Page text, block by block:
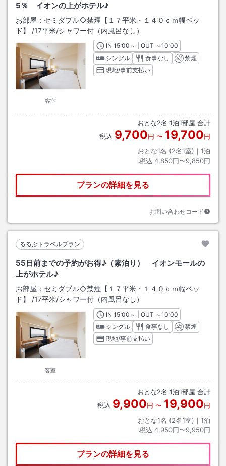
5％ イオンの上がホテル♪
お部屋： セミダブル◇禁煙【１７平米・１４０ｃｍ幅ベッ
ド】
/17平米/シャワー付（内風呂なし）
客室
INチェックイン
15:00 ～ | OUT チェックアウト
～10:00
シングル
食事なし
禁煙
現地/事前支払い
おとな2名 1泊1部屋 合計
税込 9,700円 〜 19,700円
おとな1名 (2名1室)｜ 1泊
税込 4,850円〜9,850円
プランの詳細を見る
お問い合わせコード
るるぶトラベルプラン
55日前までの予約がお得♪（素泊り） イオンモールの
上がホテル♪
お部屋： セミダブル◇禁煙【１７平米・１４０ｃｍ幅ベッ
ド】
/17平米/シャワー付（内風呂なし）
客室
INチェックイン
15:00 ～ | OUT チェックアウト
～10:00
シングル
食事なし
禁煙
現地/事前支払い
おとな2名 1泊1部屋 合計
税込 9,900円 〜 19,900円
おとな1名 (2名1室)｜ 1泊
税込 4,950円〜9,950円
プランの詳細を見る